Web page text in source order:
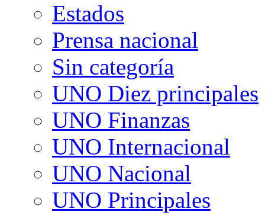
Estados
Prensa nacional
Sin categoría
UNO Diez principales
UNO Finanzas
UNO Internacional
UNO Nacional
UNO Principales